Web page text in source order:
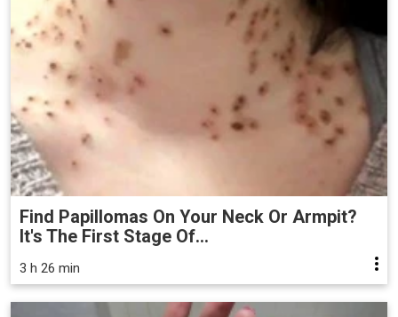
Find Papillomas On Your Neck Or Armpit?
It's The First Stage Of...
3 h 26 min